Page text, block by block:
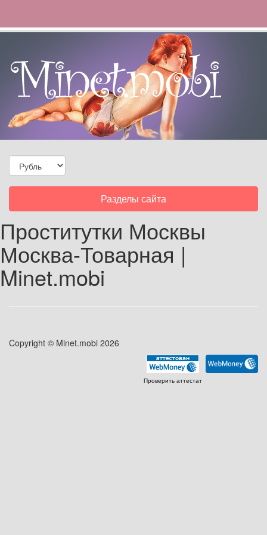
Toggle
navigation
Разделы сайта
Проститутки Москвы
Москва-Товарная |
Minet.mobi
Copyright © Minet.mobi 2026
Проверить аттестат